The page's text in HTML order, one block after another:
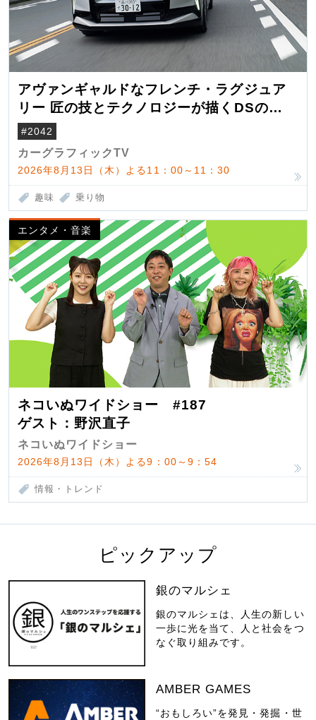
アヴァンギャルドなフレンチ・ラグジュア
リー 匠の技とテクノロジーが描くDSの世
界観
#2042
カーグラフィックTV
2026年8月13日（木）よる11：00～11：30
趣味 乗り物
エンタメ・音楽
ネコいぬワイドショー #187
ゲスト：野沢直子
ネコいぬワイドショー
2026年8月13日（木）よる9：00～9：54
情報・トレンド
ピックアップ
銀のマルシェ
銀のマルシェは、人生の新しい
一歩に光を当て、人と社会をつ
なぐ取り組みです。
AMBER GAMES
“おもしろい”を発見・発掘・世